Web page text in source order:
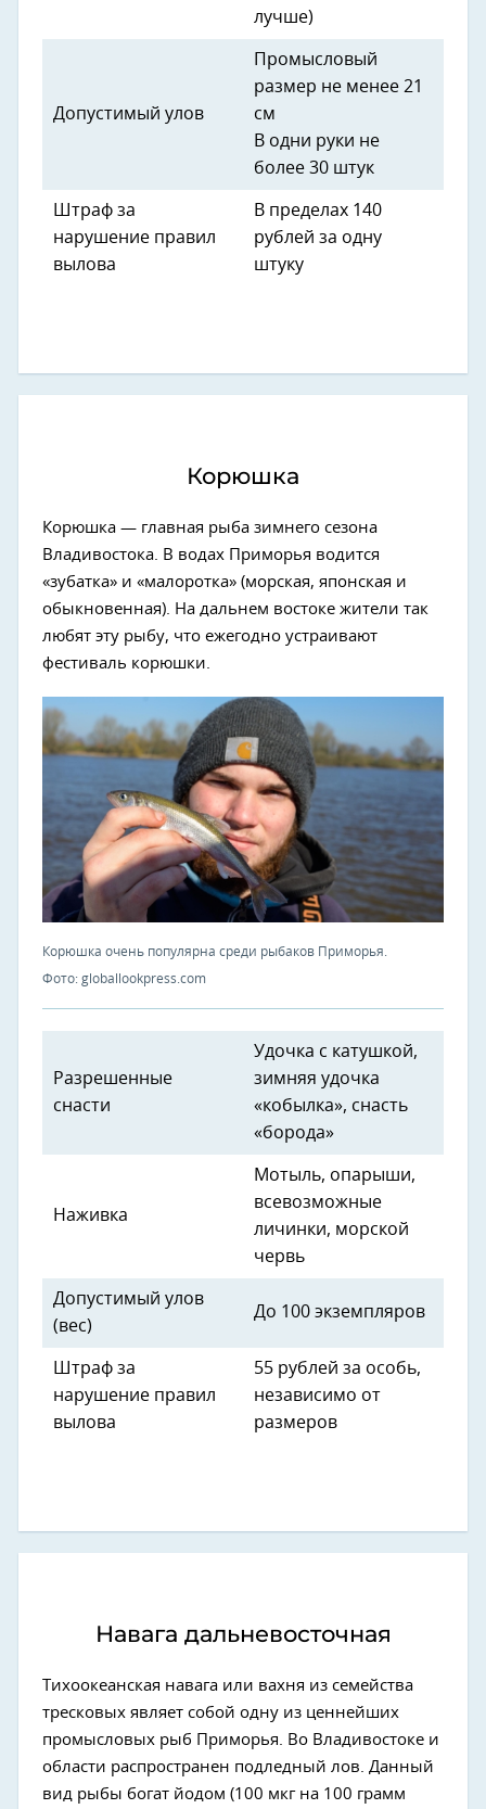
лучше)
Допустимый улов
Промысловый
размер не менее 21
см
В одни руки не
более 30 штук
Штраф за
нарушение правил
вылова
В пределах 140
рублей за одну
штуку
Корюшка
Корюшка — главная рыба зимнего сезона
Владивостока. В водах Приморья водится
«зубатка» и «малоротка» (морская, японская и
обыкновенная). На дальнем востоке жители так
любят эту рыбу, что ежегодно устраивают
фестиваль корюшки.
Корюшка очень популярна среди рыбаков Приморья.
Фото: globallookpress.com
Разрешенные
снасти
Удочка с катушкой,
зимняя удочка
«кобылка», снасть
«борода»
Наживка
Мотыль, опарыши,
всевозможные
личинки, морской
червь
Допустимый улов
(вес)
До 100 экземпляров
Штраф за
нарушение правил
вылова
55 рублей за особь,
независимо от
размеров
Навага дальневосточная
Тихоокеанская навага или вахня из семейства
тресковых являет собой одну из ценнейших
промысловых рыб Приморья. Во Владивостоке и
области распространен подледный лов. Данный
вид рыбы богат йодом (100 мкг на 100 грамм